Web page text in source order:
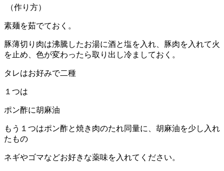
（作り方）
素麺を茹でておく。
豚薄切り肉は沸騰したお湯に酒と塩を入れ、豚肉を入れて火
を止め、色が変わったら取り出し冷ましておく。
タレはお好みで二種
１つは
ポン酢に胡麻油
もう１つはポン酢と焼き肉のたれ同量に、胡麻油を少し入れ
たもの
ネギやゴマなどお好きな薬味を入れてください。